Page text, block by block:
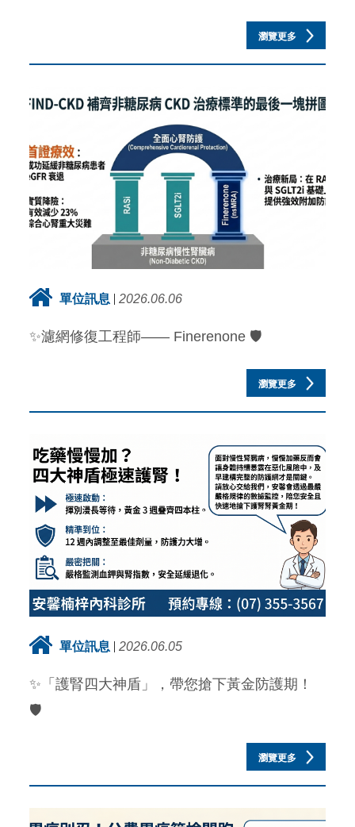
瀏覽更多
單位訊息 2026.06.06
✨濾網修復工程師—— Finerenone 🛡️
瀏覽更多
單位訊息 2026.06.05
✨「護腎四大神盾」，帶您搶下黃金防護期！
🛡️
瀏覽更多